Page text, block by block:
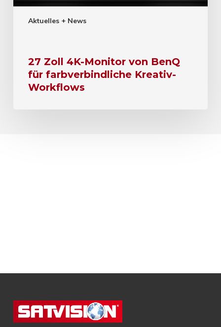
Aktuelles + News
27 Zoll 4K-Monitor von BenQ
für farbverbindliche Kreativ-
Workflows